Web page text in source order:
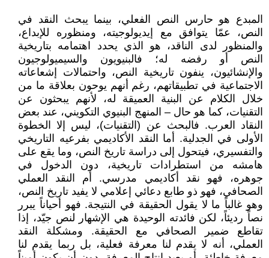
المبدع هو حارس النص الفعلي، بينما يبحث النقد في
النص، عمّا يتوافق مع إيديولوجيته، ومنظوره للإبداع،
والمنظور لدى الناقد، هو الذي يحدد اهتمامه بتاريخية
النص أو رفضه له؛ فالبنيويون والسيميولوجيون
والإنشائيون، ينفون تاريخية النص، واحتمالات إشعاعاته
الاجتماعية في تطبيقاتهم، رغم أنهم يوحون بعلاقة ما من
خلال الكلام عن البنية العميقة له، لأنهم يبحثون عن
التقنيات، كما هو حال – المنهج البنيوي التكويني، عند بعض
النقاد العرب. فالبحث عن (التقنيات)، ليس إلا الخطوة
الأولى في الجدلية. أما النقد الأكاديمي بفرعيه التاريخي
والتفسيري، فيتحول إلى دراسة تاريخ النص، وما يقع على
هامشه من استطرادات تاريخية، دون الدخول في
جوهره، فهو نقد أكاديمي مدرسي. أم النقد العملي
الصحافي، فهو ذو طابع دعائي إعلامي لا يفيد تاريخ النص،
وهو غالباً ما لا يقول الحقيقة في النتيجة. فهو أحياناً يبرر
نصاً رديئاً، لكن فائدته الوحيدة هي الإشهار لنص جيّد، إذا
تقاطع ضمير الصحافي مع الحقيقة. ومشكلة النقد
العملي، أنه لا يقدم لنا معرفة فعلية، بل ربما يقدم لنا